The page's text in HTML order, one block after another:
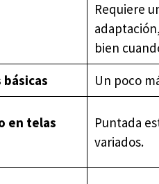
Requiere
bien
básicas Un poco
en telas
Puntada
variados.